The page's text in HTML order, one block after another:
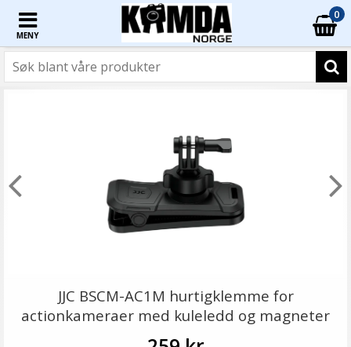
MENY
0
JJC BSCM-AC1M hurtigklemme for
actionkameraer med kuleledd og magneter